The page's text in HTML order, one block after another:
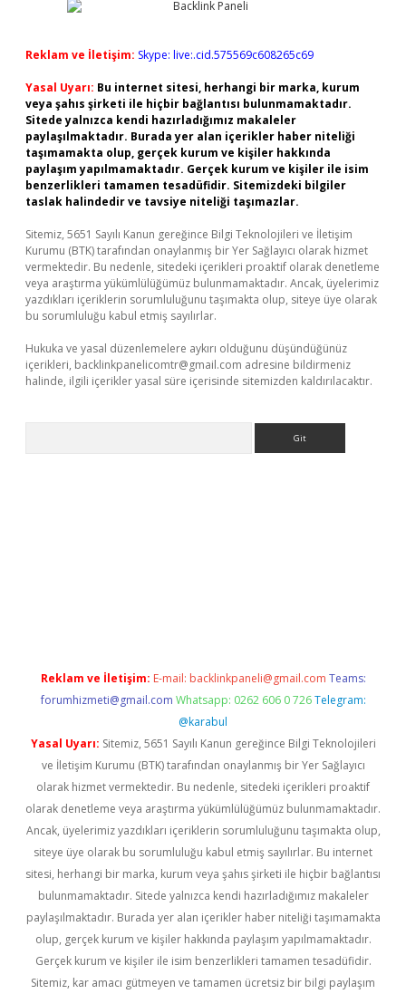
Reklam ve İletişim: Skype: live:.cid.575569c608265c69
Yasal Uyarı: Bu internet sitesi, herhangi bir marka, kurum
veya şahıs şirketi ile hiçbir bağlantısı bulunmamaktadır.
Sitede yalnızca kendi hazırladığımız makaleler
paylaşılmaktadır. Burada yer alan içerikler haber niteliği
taşımamakta olup, gerçek kurum ve kişiler hakkında
paylaşım yapılmamaktadır. Gerçek kurum ve kişiler ile isim
benzerlikleri tamamen tesadüfidir. Sitemizdeki bilgiler
taslak halindedir ve tavsiye niteliği taşımazlar.
Sitemiz, 5651 Sayılı Kanun gereğince Bilgi Teknolojileri ve İletişim
Kurumu (BTK) tarafından onaylanmış bir Yer Sağlayıcı olarak hizmet
vermektedir. Bu nedenle, sitedeki içerikleri proaktif olarak denetleme
veya araştırma yükümlülüğümüz bulunmamaktadır. Ancak, üyelerimiz
yazdıkları içeriklerin sorumluluğunu taşımakta olup, siteye üye olarak
bu sorumluluğu kabul etmiş sayılırlar.
Hukuka ve yasal düzenlemelere aykırı olduğunu düşündüğünüz
içerikleri, backlinkpanelicomtr@gmail.com adresine bildirmeniz
halinde, ilgili içerikler yasal süre içerisinde sitemizden kaldırılacaktır.
Reklam ve İletişim: E-mail: backlinkpaneli@gmail.com Teams:
forumhizmeti@gmail.com Whatsapp: 0262 606 0 726 Telegram:
@karabul
Yasal Uyarı: Sitemiz, 5651 Sayılı Kanun gereğince Bilgi Teknolojileri
ve İletişim Kurumu (BTK) tarafından onaylanmış bir Yer Sağlayıcı
olarak hizmet vermektedir. Bu nedenle, sitedeki içerikleri proaktif
olarak denetleme veya araştırma yükümlülüğümüz bulunmamaktadır.
Ancak, üyelerimiz yazdıkları içeriklerin sorumluluğunu taşımakta olup,
siteye üye olarak bu sorumluluğu kabul etmiş sayılırlar. Bu internet
sitesi, herhangi bir marka, kurum veya şahıs şirketi ile hiçbir bağlantısı
bulunmamaktadır. Sitede yalnızca kendi hazırladığımız makaleler
paylaşılmaktadır. Burada yer alan içerikler haber niteliği taşımamakta
olup, gerçek kurum ve kişiler hakkında paylaşım yapılmamaktadır.
Gerçek kurum ve kişiler ile isim benzerlikleri tamamen tesadüfidir.
Sitemiz, kar amacı gütmeyen ve tamamen ücretsiz bir bilgi paylaşım